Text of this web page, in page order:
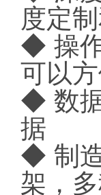
度定
◆ 操
可以
◆ 数
据
◆ 制
架，